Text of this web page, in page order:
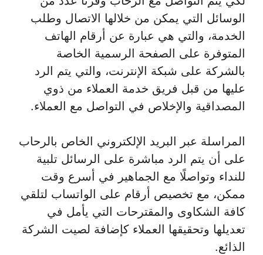
الوسائل التي يمكن من خلالها الاتصال وطلب
الخدمة، والتي هي عبارة عن أرقام الهاتف
المتوفرة على الصفحة الرسمية الخاصة
بالشركة على شبكة الإنترنت، والتي يتم الرد
عليها من قبل فريق خدمة العملاء من ذوي
المصداقية والإخلاص في التواصل مع العملاء.
المراسلة عبر البريد الإلكتروني الخاص بالرحاب
على أن يتم الرد مباشرة على الرسائل تلبية
للنداء وتواصلًا مع الجماهير في أسرع وقت
ممكن، مع تخصيص أرقام على الواتساب لتلقي
كافة الشكاوى والمقترحات التي يأمل في
تعديلها وتحقيقها العملاء كإضافة لصيت الشركة
الذائع.